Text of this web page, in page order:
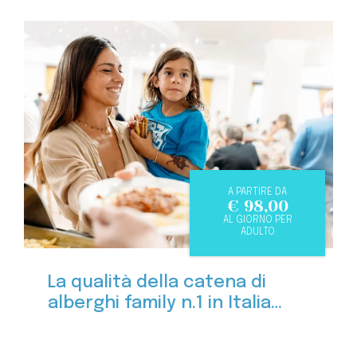
La qualità della catena di
alberghi family n.1 in Italia
A PARTIRE DA
€ 98,00
AL GIORNO PER
ADULTO